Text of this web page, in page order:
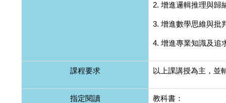
2. 增進邏輯推理與歸
3. 增進數學思維與批
4. 增進專業知識及追
課程要求 以上課講授為主，並
指定閱讀 教科書：